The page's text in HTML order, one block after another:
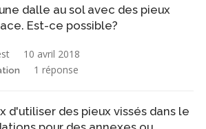
dalle au sol avec des pieux
Est-ce possible?
10 avril 2018
1 réponse
d'utiliser des pieux vissés dans le